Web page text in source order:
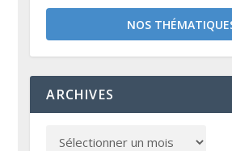
NOS
ARCHIVES